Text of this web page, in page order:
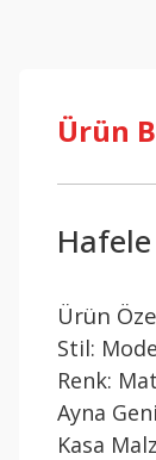
Ürün
Hafele
Ürün
Stil:
Renk:
Ayna
Kasa